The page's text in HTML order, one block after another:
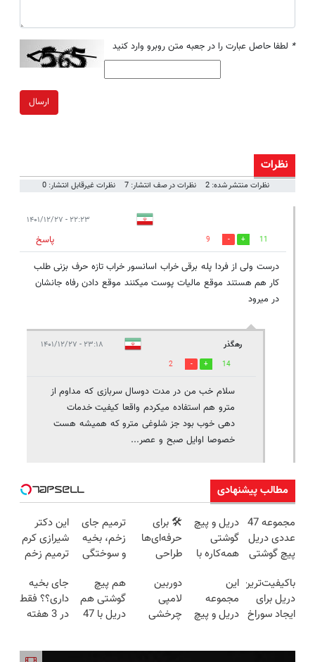
* لطفا حاصل عبارت را در جعبه متن روبرو وارد کنید
ارسال
نظرات
نظرات منتشر شده: 2 نظرات در صف انتشار: 7 نظرات غیرقابل انتشار: 0
۲۲:۲۳ - ۱۴۰۱/۱۲/۲۷
11
9
پاسخ
درست ولی از فردا پله برقی خراب اسانسور خراب تازه حرف بزنی طلب
کار هم هستند موقع مالیات پوست میکنند موقع دادن رفاه جانشان
در میرود
رهگذر ۲۳:۱۸ - ۱۴۰۱/۱۲/۲۷
14
2
سلام خب من در مدت دوسال سربازی که مداوم از
مترو هم استفاده میکردم واقعا کیفیت خدمات
دهی خوب بود جز شلوغی مترو که همیشه هست
خصوصا اوایل صبح و عصر...
مطالب پیشنهادی
مجموعه 47
عددی دریل
پیچ گوشتی
(تخفیف به
مدت
محدود)
دریل و پیچ
گوشتی
همه‌کاره با
هوشمند ⚙️
(نصف
قیمت بازار
🛠️ برای
حرفه‌ای‌ها
طراحی
همه قابل
استفاده‌ست!
ترمیم جای
زخم، بخیه
و سوختگی
هفته!!😍
این دکتر
شیرازی کرم
ترمیم زخم
ساخت!!!
باکیفیت‌ترین
دریل برای
ایجاد سوراخ
این
مجموعه
دریل و پیچ
دوربین
لامپی
چرخشی
هم پیچ
گوشتی هم
دریل با 47
جای بخیه
داری؟؟ فقط
در 3 هفته